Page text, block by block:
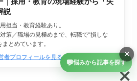
説
担当・教育経験あり。
策／職場の見極めまで、転職で“損しな
とめています。
者プロフィールを見る
💬悩みから記事を探す
×